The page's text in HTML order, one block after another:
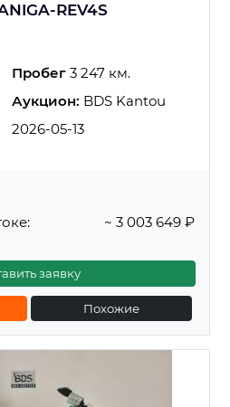
REV4S
Пробег 3 247 км.
Аукцион: BDS Kantou
2026-05-13
~ 3 003 649 ₽
заявку
Похожие